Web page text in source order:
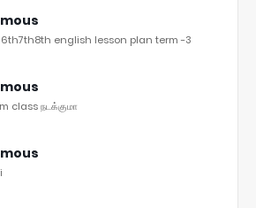
english lesson plan term -3
class நடக்குமா